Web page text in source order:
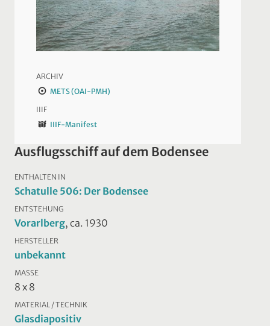
ARCHIV
METS (OAI-PMH)
IIIF
IIIF-Manifest
Ausflugsschiff auf dem Bodensee
ENTHALTEN IN
Schatulle 506: Der Bodensee
ENTSTEHUNG
Vorarlberg, ca. 1930
HERSTELLER
unbekannt
MASSE
8 x 8
MATERIAL / TECHNIK
Glasdiapositiv